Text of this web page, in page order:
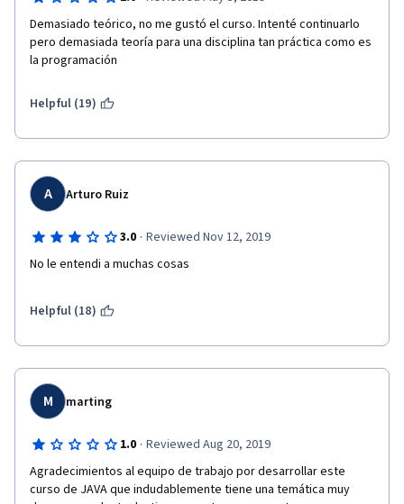
Demasiado teórico, no me gustó el curso. Intenté continuarlo
pero demasiada teoría para una disciplina tan práctica como es
la programación
Helpful (19)
A Arturo Ruiz
3.0 · Reviewed Nov 12, 2019
No le entendi a muchas cosas
Helpful (18)
M marting
1.0 · Reviewed Aug 20, 2019
Agradecimientos al equipo de trabajo por desarrollar este
curso de JAVA que indudablemente tiene una temática muy